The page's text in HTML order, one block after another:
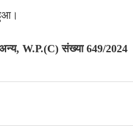
अन्य, W.P.(C) संख्या 649/2024